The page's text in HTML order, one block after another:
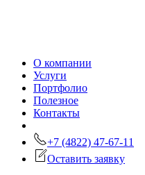
О компании
Услуги
Портфолио
Полезное
Контакты
+7 (4822) 47-67-11
Оставить заявку